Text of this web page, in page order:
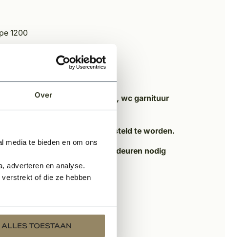
Over
media te bieden en om ons
adverteren en analyse.
of die ze hebben
ALLES TOESTAAN
1200
van gaten voor een deurkruk, wc garnituur
en sloten dienen los bijbesteld te worden.
omdat u meerdere deuren nodig
1 dag reactie.